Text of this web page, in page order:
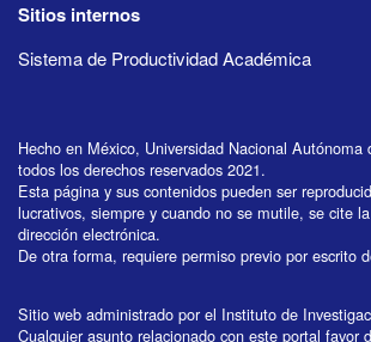
Sitios internos
Sistema de Productividad Académica
Hecho en México, Universidad Nacional Autónoma
todos los derechos reservados 2021.
Esta página y sus contenidos pueden ser
lucrativos, siempre y cuando no se mutile, se cite
dirección electrónica.
De otra forma, requiere permiso previo por escrito
Sitio web administrado por el Instituto de
Cualquier asunto relacionado con este portal favor